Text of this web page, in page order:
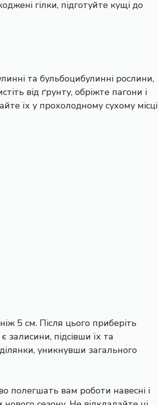
гілки, підготуйте кущі до
та бульбоцибулинні рослини,
від ґрунту, обріжте пагони і
їх у прохолодному сухому місці
5 см. Після цього приберіть
підсівши їх та
уникнувши загального
полегшать вам роботи навесні і